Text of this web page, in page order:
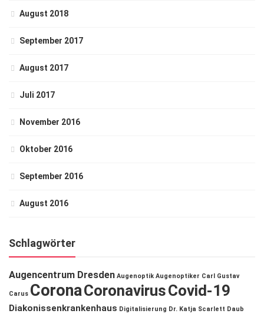
August 2018
September 2017
August 2017
Juli 2017
November 2016
Oktober 2016
September 2016
August 2016
Schlagwörter
Augencentrum Dresden Augenoptik Augenoptiker Carl Gustav
Carus CoronaCoronavirusCovid-19
Diakonissenkrankenhaus Digitalisierung Dr. Katja Scarlett Daub